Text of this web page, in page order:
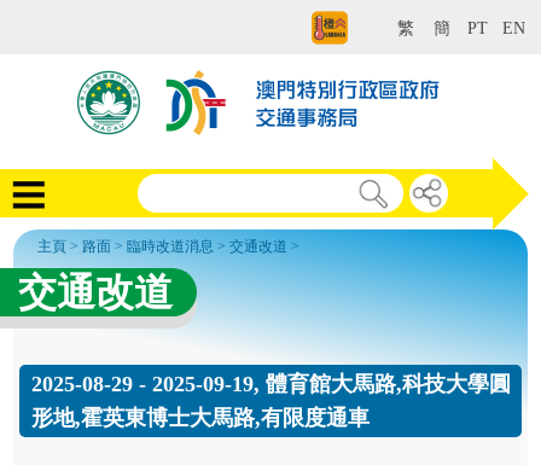
繁 簡 PT EN
主頁 >路面 > 臨時改道消息 >交通改道 >
交通改道
2025-08-29 - 2025-09-19, 體育館大馬路,科技大學圓
形地,霍英東博士大馬路,有限度通車